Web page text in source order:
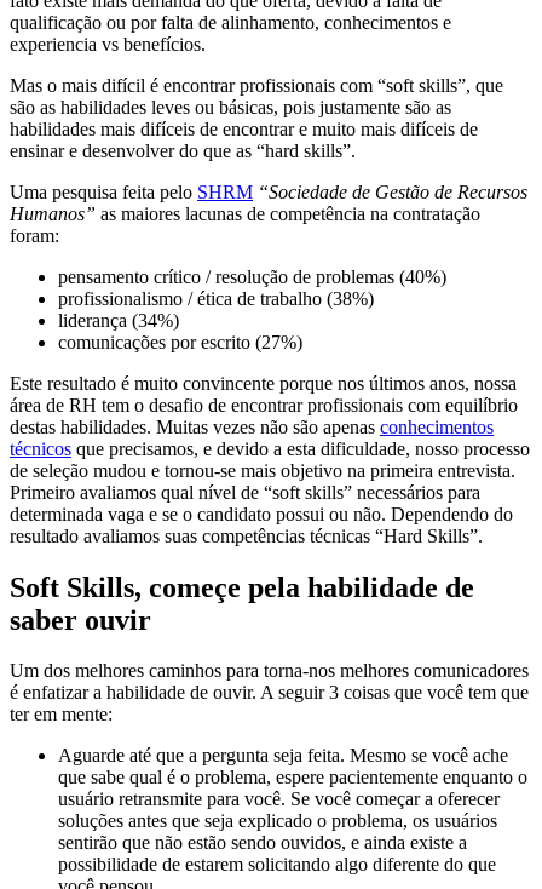
qualificação ou por falta de alinhamento, conhecimentos e
experiencia vs benefícios.
Mas o mais difícil é encontrar profissionais com “soft skills”, que
são as habilidades leves ou básicas, pois justamente são as
habilidades mais difíceis de encontrar e muito mais difíceis de
ensinar e desenvolver do que as “hard skills”.
Uma pesquisa feita pelo SHRM “Sociedade de Gestão de Recursos
Humanos” as maiores lacunas de competência na contratação
foram:
pensamento crítico / resolução de problemas (40%)
profissionalismo / ética de trabalho (38%)
liderança (34%)
comunicações por escrito (27%)
Este resultado é muito convincente porque nos últimos anos, nossa
área de RH tem o desafio de encontrar profissionais com equilíbrio
destas habilidades. Muitas vezes não são apenas conhecimentos
técnicos que precisamos, e devido a esta dificuldade, nosso processo
de seleção mudou e tornou-se mais objetivo na primeira entrevista.
Primeiro avaliamos qual nível de “soft skills” necessários para
determinada vaga e se o candidato possui ou não. Dependendo do
resultado avaliamos suas competências técnicas “Hard Skills”.
Soft Skills, começe pela habilidade de
saber ouvir
Um dos melhores caminhos para torna-nos melhores comunicadores
é enfatizar a habilidade de ouvir. A seguir 3 coisas que você tem que
ter em mente:
Aguarde até que a pergunta seja feita. Mesmo se você ache
que sabe qual é o problema, espere pacientemente enquanto o
usuário retransmite para você. Se você começar a oferecer
soluções antes que seja explicado o problema, os usuários
sentirão que não estão sendo ouvidos, e ainda existe a
possibilidade de estarem solicitando algo diferente do que